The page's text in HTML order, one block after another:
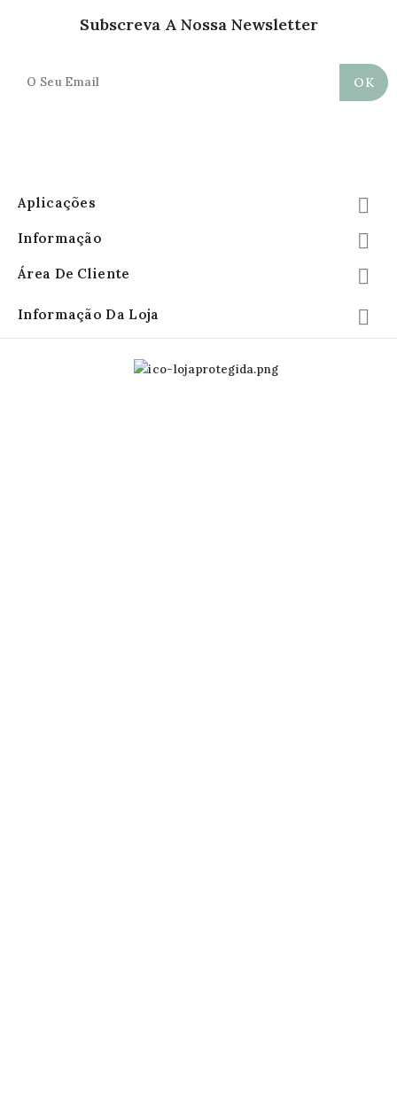
Subscreva A Nossa Newsletter
Aplicações 
Informação 
Área De Cliente 
Informação Da Loja 